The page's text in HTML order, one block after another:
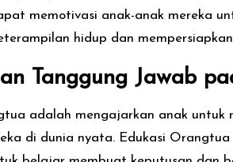
memotivasi anak-anak mereka
hidup dan
Tanggung Jawab
adalah mengajarkan anak
di dunia nyata. Edukasi